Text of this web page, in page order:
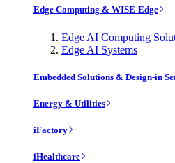
Edge Computing & WISE-Edge
Edge AI Computing
Edge AI Systems
Embedded Solutions & Design-in
Energy & Utilities
iFactory
iHealthcare